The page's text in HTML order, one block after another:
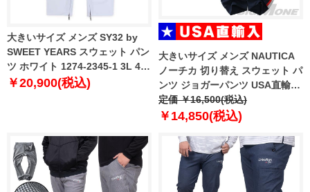
大きいサイズ メンズ SY32 by
SWEET YEARS スウェット パン
ツ ホワイト 1274-2345-1 3L 4L
5L 6L
￥20,900(税込)
大きいサイズ メンズ NAUTICA
ノーチカ 切り替え スウェット パ
ンツ ジョガーパンツ USA直輸入
z17687
定価 ￥16,500(税込)
￥14,850(税込)